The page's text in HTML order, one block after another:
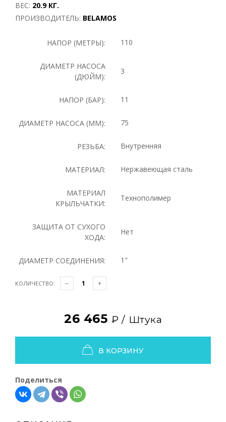
ВЕС: 20.9 КГ.
ПРОИЗВОДИТЕЛЬ: BELAMOS
НАПОР (МЕТРЫ): 110
ДИАМЕТР НАСОСА
(ДЮЙМ):
3
НАПОР (БАР): 11
ДИАМЕТР НАСОСА (ММ): 75
РЕЗЬБА: Внутренняя
МАТЕРИАЛ: Нержавеющая сталь
МАТЕРИАЛ
КРЫЛЬЧАТКИ:
Технополимер
ЗАЩИТА ОТ СУХОГО
ХОДА:
Нет
ДИАМЕТР СОЕДИНЕНИЯ: 1"
КОЛИЧЕСТВО:
26 465 ₽ / Штука
В КОРЗИНУ
Поделиться